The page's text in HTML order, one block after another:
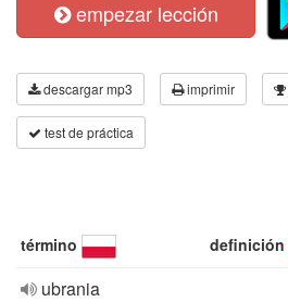
empezar lección
descargar mp3 imprimir
test de práctica
término definición
ubrania